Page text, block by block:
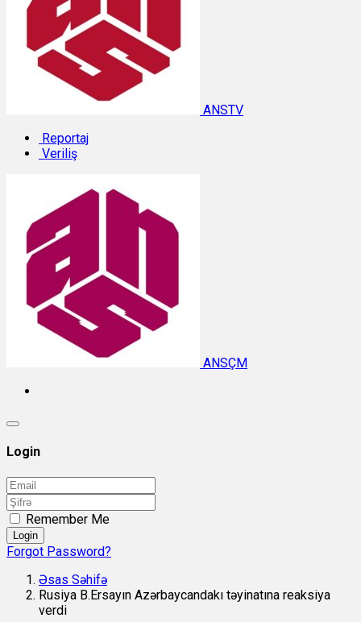
ANSTV
Reportaj
Veriliş
ANSÇM
Login
Remember Me
Login
Forgot Password?
Əsas Səhifə
Rusiya B.Ersayın Azərbaycandakı təyinatına reaksiya
verdi